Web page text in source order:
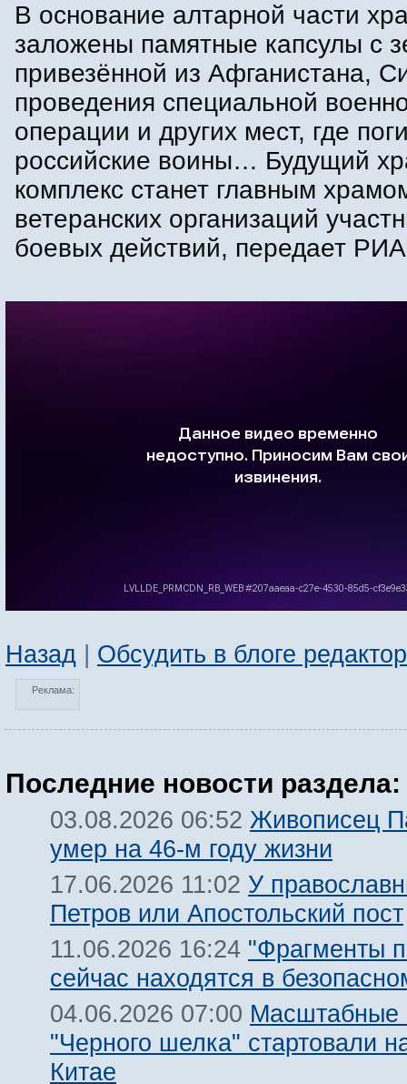
В основание алтарной части
заложены памятные капсулы с
привезённой из Афганистана,
проведения специальной
операции и других мест, где
российские воины… Будущий
комплекс станет главным
ветеранских организаций
боевых действий, передает
Назад | Обсудить в блоге
Реклама:
Последние новости раздела:
03.08.2026 06:52 Живописец
умер на 46-м году жизни
17.06.2026 11:02 У
Петров или Апостольский пост
11.06.2026 16:24 "Фрагменты
сейчас находятся в
04.06.2026 07:00 Масштабные
"Черного шелка" стартовали
Китае